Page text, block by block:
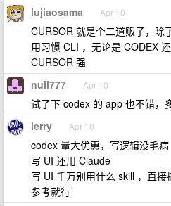
lujiaosama Apr 10
CURSOR 就是个二道贩子，除
用习惯 CLI ，无论是 CODEX
CURSOR 强
null777 Apr 10
试了下 codex 的 app 也不错，
lerry Apr 10
codex 量大优惠，写逻辑没毛病
写 UI 还用 Claude
写 UI 千万别用什么 skill ，直
参考就行